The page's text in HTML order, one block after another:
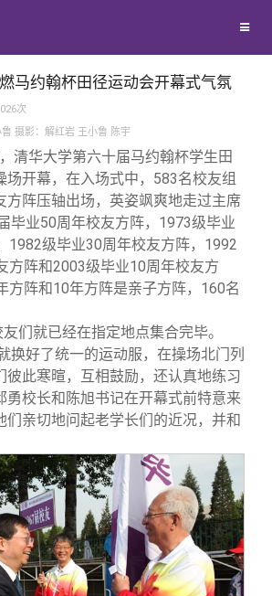
西南联大校友会
馈母校
捐赠项目
捐赠新闻
捐赠方法
义工计划
体平台
《清华校友通讯》
我要订阅
新媒体平台
年清华
清华故事
青春风采
校友文苑
校友讲坛
校友视界
终身学习
信息化服务
三创大赛
实用信息
友总会
总会简介
会长致辞
总会章程
理事会名单
闭
马约翰杯田径运动会开幕式气氛
次
摄影：解红岩 王小鲁 陈宇
清华大学第六十届马约翰杯学生田
场开幕，在入场式中，583名校友组
方阵压轴出场，英姿飒爽地走过主席
毕业50周年校友方阵，1973级毕业
1982级毕业30周年校友方阵，1992
方阵和2003级毕业10周年校友方
方阵和10年方阵是亲子方阵，160名
们就已经在指定地点集合完毕。
换好了统一的运动服，在操场北门列
彼此寒暄，互相鼓励，还认真地练习
勇校长和陈旭书记在开幕式前特意来
们亲切地问起老学长们的近况，并和